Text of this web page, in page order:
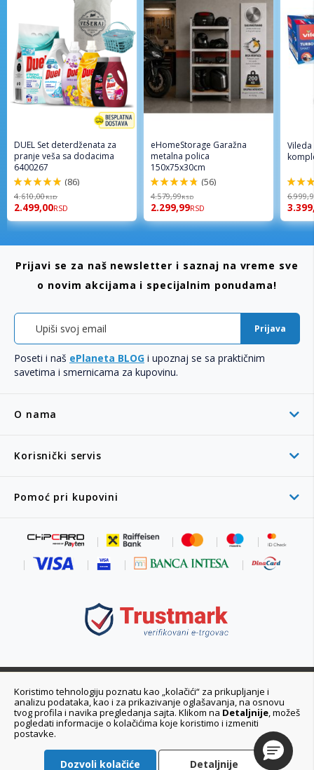
DUEL Set deterdženata za
pranje veša sa dodacima
6400267
98%
(86)
4.610,00RSD
2.499,00RSD
eHomeStorage Garažna
metalna polica
150x75x30cm
96%
(56)
4.579,99RSD
2.299,99RSD
92%
O nama
Korisnički servis
Pomoć pri kupovini
Prijavi se za naš newsletter i saznaj na vreme sve
o novim akcijama i specijalnim ponudama!
Prijava
Poseti i naš ePlaneta BLOG i upoznaj se sa praktičnim
savetima i smernicama za kupovinu.
011 6355 550
Ponedeljak - Petak 08:00 - 20:00h
Koristimo tehnologiju poznatu kao „kolačići“ za prikupljanje i
analizu podataka, kao i za prikazivanje oglašavanja, na osnovu
tvog profila i navika pregledanja sajta. Klikom na Detaljnije, možeš
pogledati informacije o kolačićima koje koristimo i izmeniti
postavke.
Dozvoli kolačiće Detaljnije